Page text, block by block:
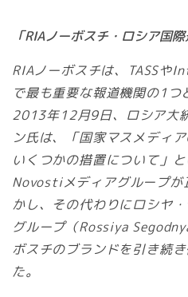
「RIAノーボスチ・ロシア国
RIAノーボスチは、TASSや
で最も重要な報道機関の1つ
2013年12月9日、ロシア大
ン氏は、「国家マスメディ
いくつかの措置について」
Novostiメディアグループが
かし、その代わりにロシヤ
グループ（Rossiya
ボスチのブランドを引き続
た。